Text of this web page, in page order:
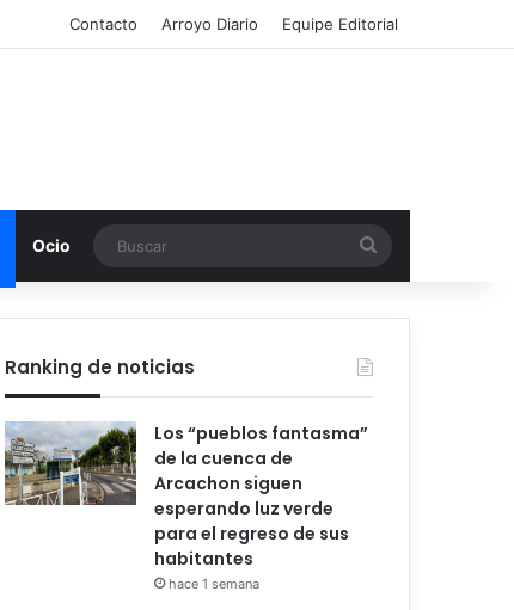
Contacto Arroyo Diario Equipe Editorial
Ocio
Ranking de noticias
Los “pueblos fantasma”
de la cuenca de
Arcachon siguen
esperando luz verde
para el regreso de sus
habitantes
hace 1 semana